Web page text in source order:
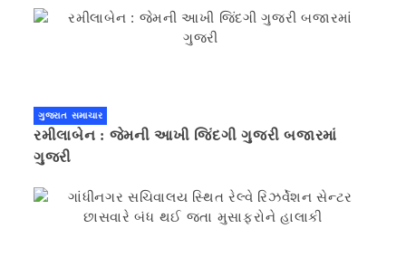
ગુજરાત સમાચાર
રમીલાબેન : જેમની આખી જિંદગી ગુજરી બજારમાં
ગુજરી